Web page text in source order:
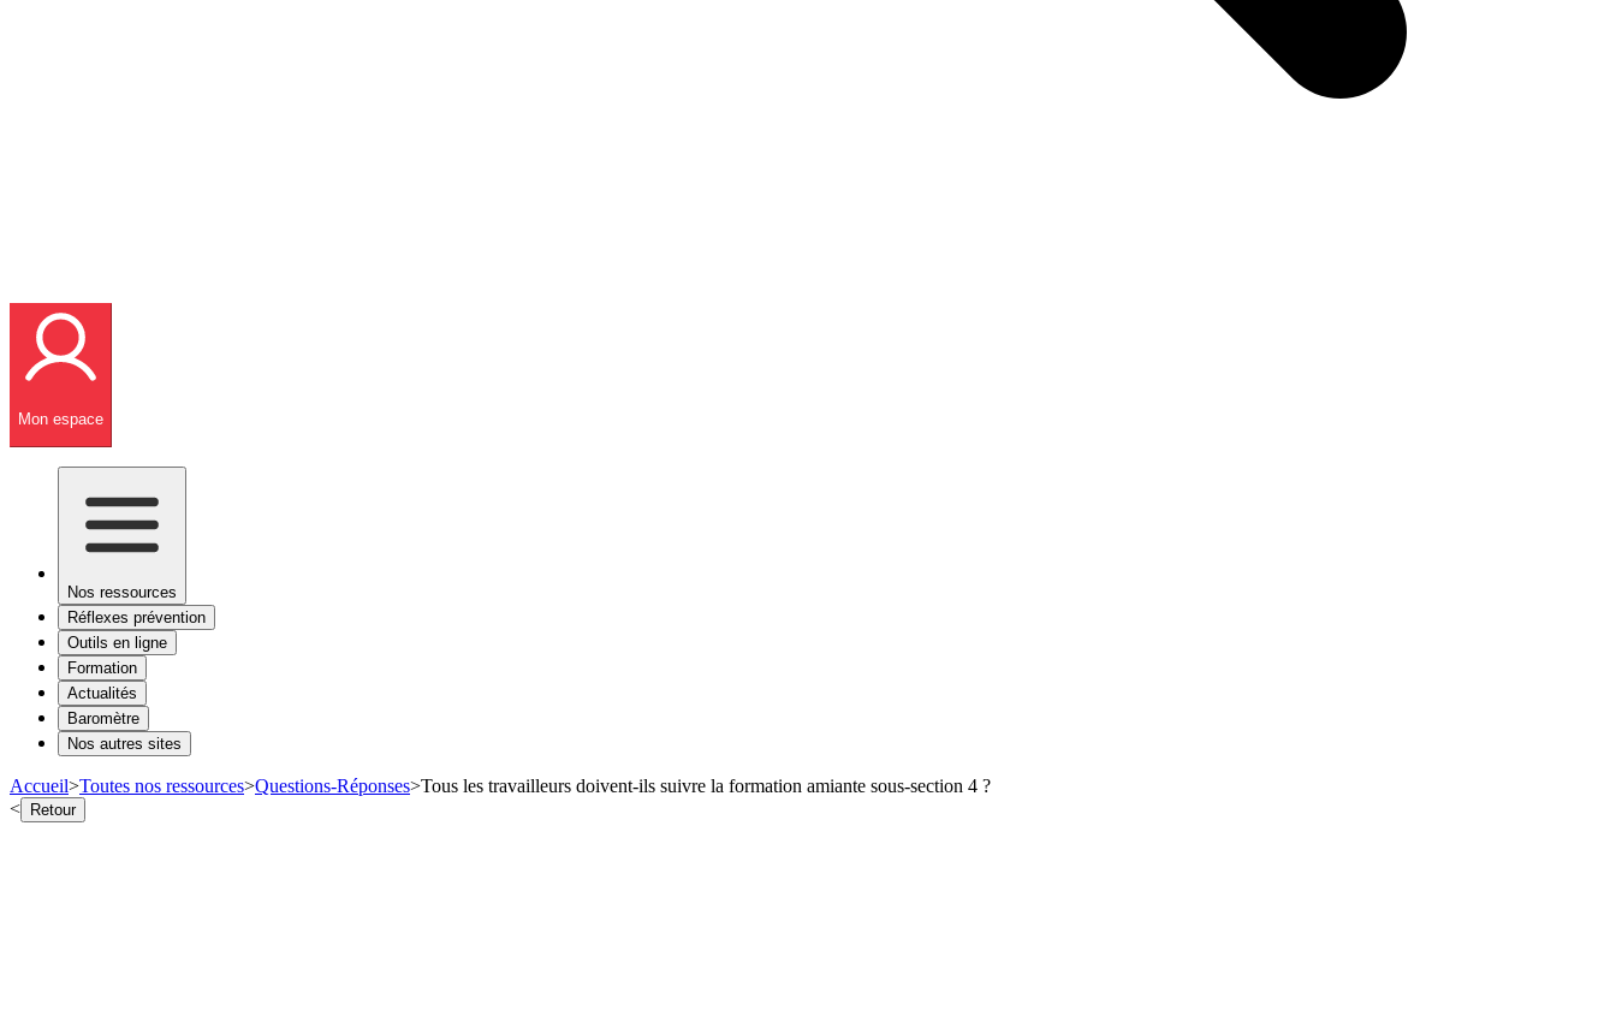
Mon espace
Nos ressources
Réflexes prévention
Outils en ligne
Formation
Actualités
Baromètre
Nos autres sites
Accueil>Toutes nos ressources>Questions-Réponses>Tous les travailleurs doivent-ils suivre la formation amiante sous-section 4 ?
< Retour